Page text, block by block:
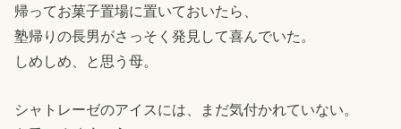
帰ってお菓子置場に置いておいたら、
塾帰りの長男がさっそく発見して喜んでいた。
しめしめ、と思う母。
シャトレーゼのアイスには、まだ気付かれていない。